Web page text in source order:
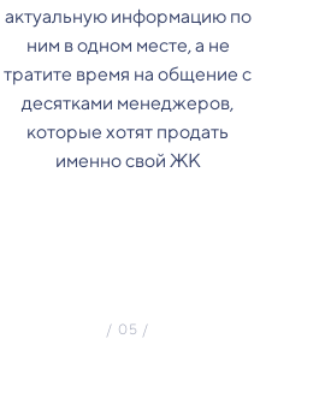
актуальную информацию по
ним в одном месте, а не
тратите время на общение с
десятками менеджеров,
которые хотят продать
именно свой ЖК